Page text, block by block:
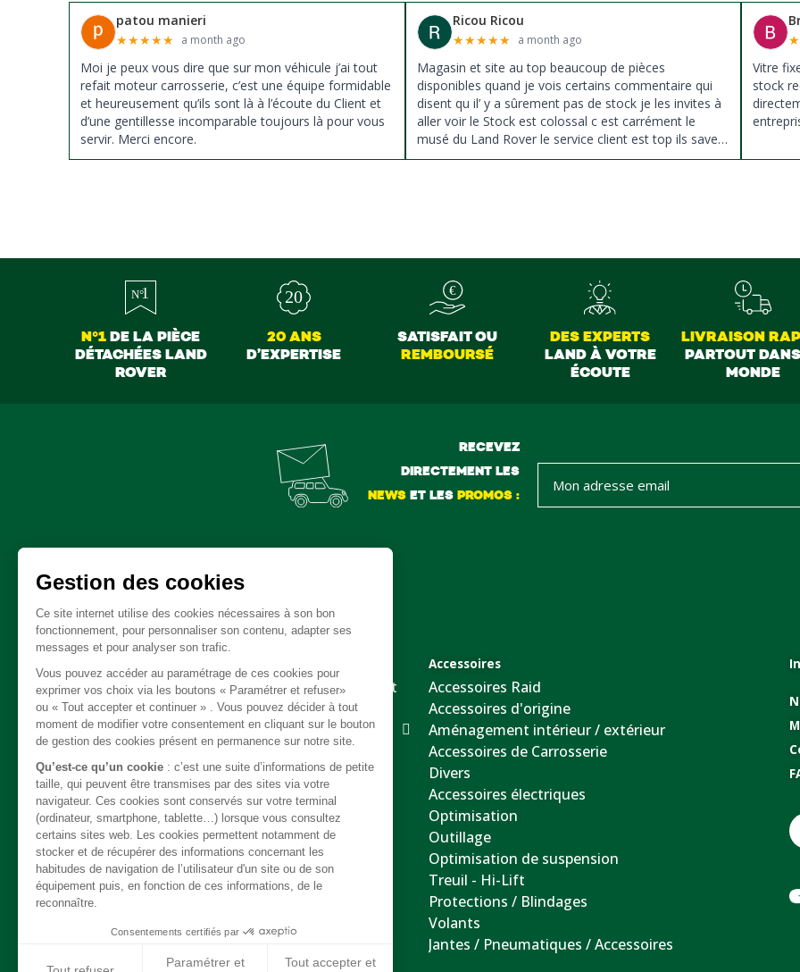
patou manieri
★★★★★ a month ago
Moi je peux vous dire que sur mon véhicule j’ai tout
refait moteur carrosserie, c’est une équipe formidable
et heureusement qu’ils sont là à l’écoute du Client et
d’une gentillesse incomparable toujours là pour vous
servir. Merci encore.
Ricou Ricou
★★★★★ a month ago
Magasin et site au top beaucoup de pièces
disponibles quand je vois certains commentaire qui
disent qu il’ y a sûrement pas de stock je les invites à
aller voir le Stock est colossal c est carrément le
musé du Land Rover le service client est top ils savent
donné des conseils et ne pousse pas à la vente ils
★
Vitre
stock
N°1DE LA PIÈCE
DÉTACHÉES LAND
ROVER
20 ANS
D’EXPERTISE
SATISFAIT OU
REMBOURSÉ
DES EXPERTS
LAND À VOTRE
ÉCOUTE
LIVRAISON
PARTOUT
MONDE
RECEVEZ
DIRECTEMENT LES
NEWSET LES PROMOS :
Embrayage - Boite de vitesse / boite de transfert
Câble
Carrosserie / Chassis
Direction
Echappement
Electricité
Freinage
Intérieur
Moteur
Refroidissement / chauffage / clim
Suspension
Système de carburant
Jantes / Pneumatiques
Accessoires
Accessoires Raid
Accessoires d'origine
Aménagement intérieur / extérieur
Accessoires de Carrosserie
Divers
Accessoires électriques
Optimisation
Outillage
Optimisation de suspension
Treuil - Hi-Lift
Protections / Blindages
Volants
Jantes / Pneumatiques / Accessoires